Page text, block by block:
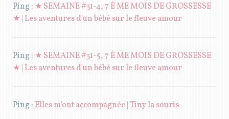
Ping : ★ SEMAINE #31-4, 7 È ME MOIS DE GROSSESSE
★ | Les aventures d'un bébé sur le fleuve amour
Ping : ★ SEMAINE #31-5, 7 È ME MOIS DE GROSSESSE
★ | Les aventures d'un bébé sur le fleuve amour
Ping : Elles m’ont accompagnée | Tiny la souris